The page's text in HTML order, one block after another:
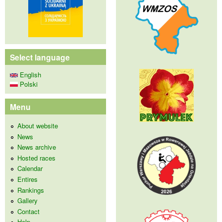
Select language
English
Polski
Menu
About website
News
News archive
Hosted races
Calendar
Entires
Rankings
Gallery
Contact